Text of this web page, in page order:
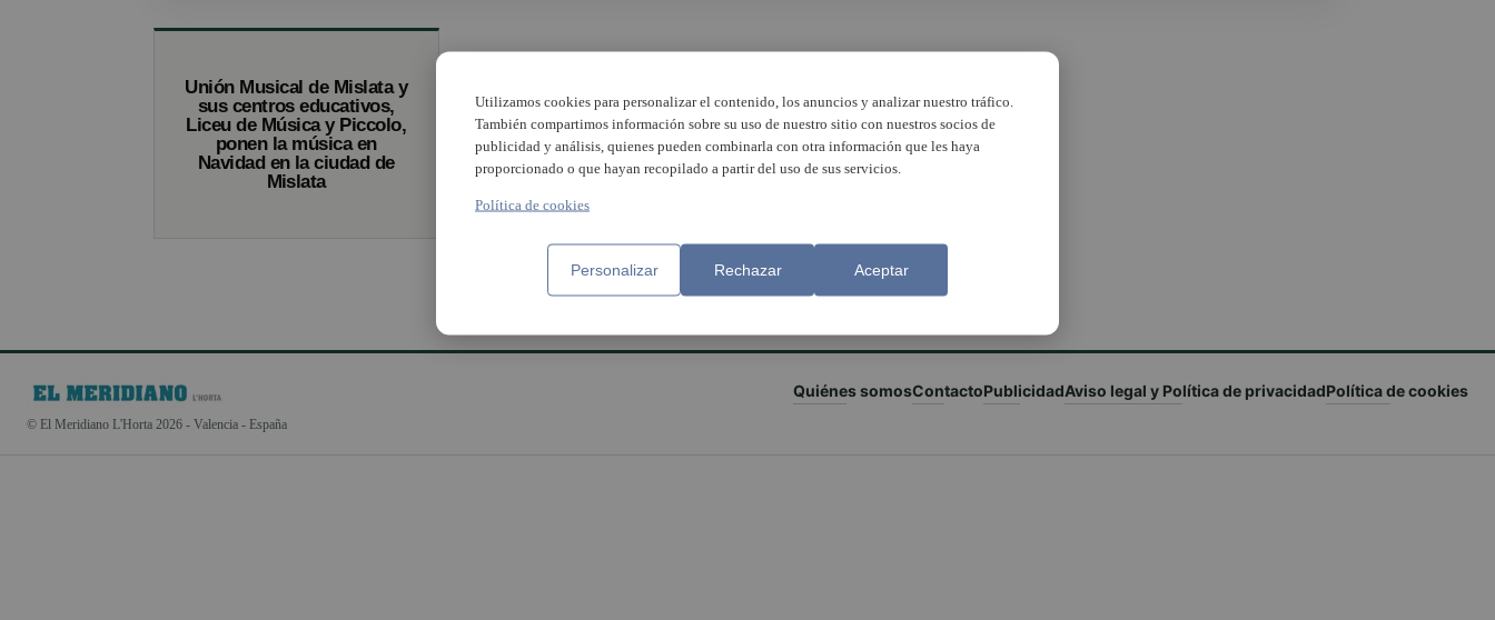
Unión Musical de Mislata y
sus centros educativos,
Liceu de Música y Piccolo,
ponen la música en
Navidad en la ciudad de
Mislata
© El Meridiano L'Horta 2026 - Valencia - España
Quiénes somosContactoPublicidadAviso legal y Política de privacidadPolítica de cookies
Utilizamos cookies para personalizar el contenido, los anuncios y analizar nuestro tráfico.
También compartimos información sobre su uso de nuestro sitio con nuestros socios de
publicidad y análisis, quienes pueden combinarla con otra información que les haya
proporcionado o que hayan recopilado a partir del uso de sus servicios.
Política de cookies
Personalizar Rechazar Aceptar